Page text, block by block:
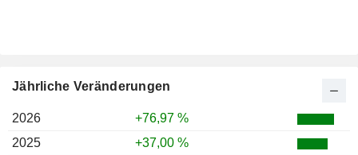
Jährliche Veränderungen
2026
+76,97 %
2025
+37,00 %